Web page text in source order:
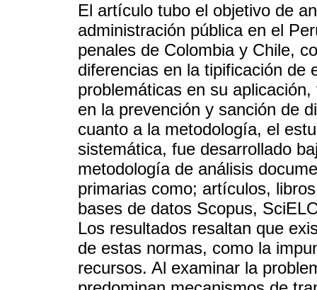
El artículo tubo el objetivo de
administración pública en el
penales de Colombia y Chile,
diferencias en la tipificación de
problemáticas en su
en la prevención y sanción de
cuanto a la metodología, el
sistemática, fue desarrollado
metodología de análisis
primarias como; artículos,
bases de datos Scopus,
Los resultados resaltan que
de estas normas, como la
recursos. Al examinar la